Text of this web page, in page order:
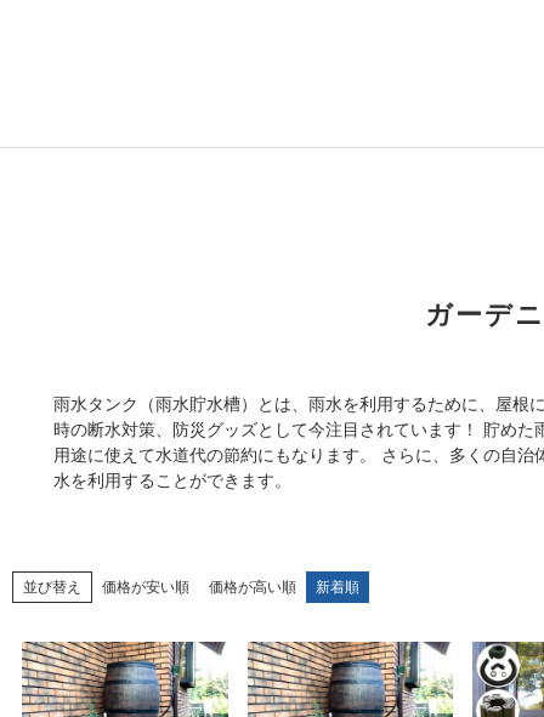
ガーデ
雨水タンク（雨水貯水槽）とは、雨水を利用するために、屋
時の断水対策、防災グッズとして今注目されています！ 貯め
用途に使えて水道代の節約にもなります。 さらに、多くの自
水を利用することができます。
並び替え 価格が安い順 価格が高い順 新着順